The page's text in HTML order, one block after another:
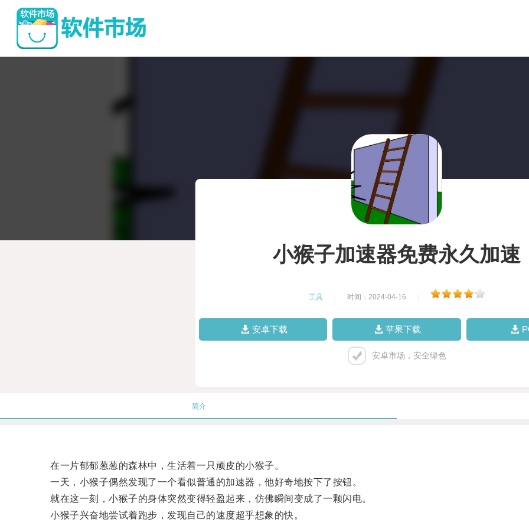
小猴子加速器免费永久加速
工具 时间：2024-04-16
安卓下载 苹果下载
安卓市场，安全绿色
简介
在一片郁郁葱葱的森林中，生活着一只顽皮的小猴子。
一天，小猴子偶然发现了一个看似普通的加速器，他好奇地按下了按钮。
就在这一刻，小猴子的身体突然变得轻盈起来，仿佛瞬间变成了一颗闪电。
小猴子兴奋地尝试着跑步，发现自己的速度超乎想象的快。